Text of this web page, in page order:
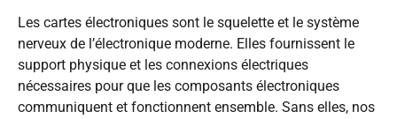
Les cartes électroniques sont le squelette et le système
nerveux de l’électronique moderne. Elles fournissent le
support physique et les connexions électriques
nécessaires pour que les composants électroniques
communiquent et fonctionnent ensemble. Sans elles, nos